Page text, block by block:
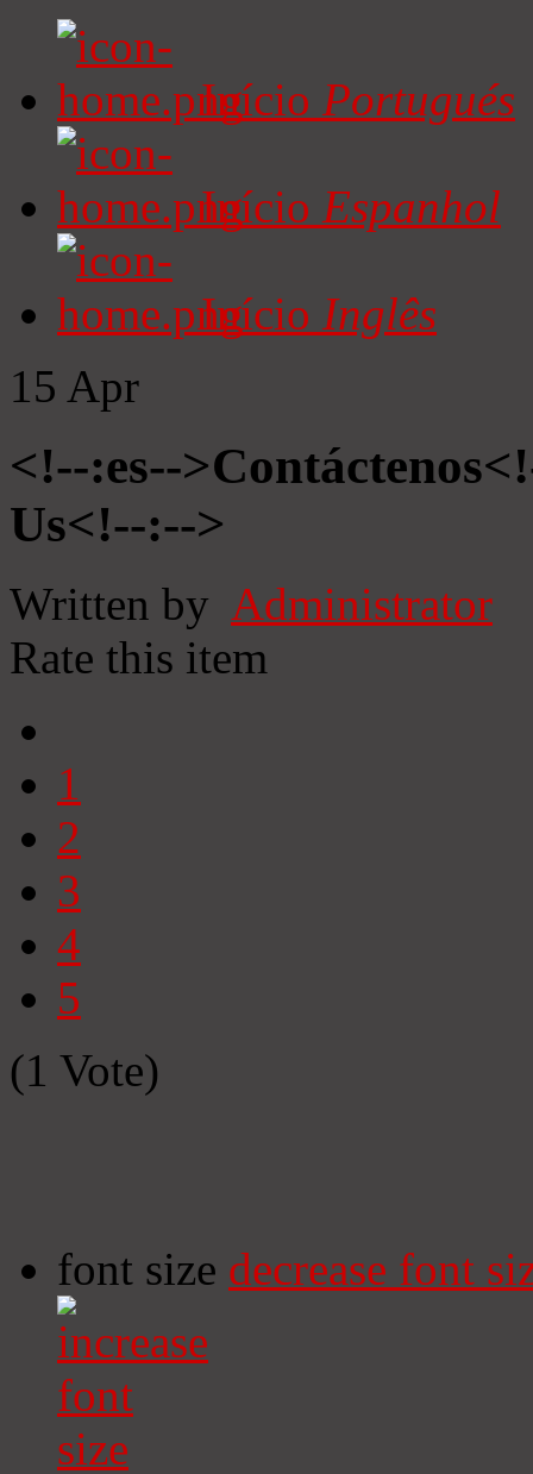
Início Portugués
Início Espanhol
Início Inglês
15 Apr
<!--:es--
Us<!--:-->
Written by Administrator
Rate this item
1
2
3
4
5
(1 Vote)
font size decrease font